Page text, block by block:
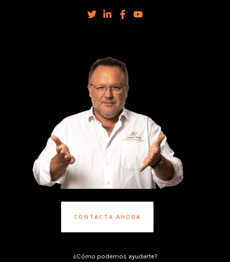
CONTACTA AHORA
¿Cómo podemos ayudarte?